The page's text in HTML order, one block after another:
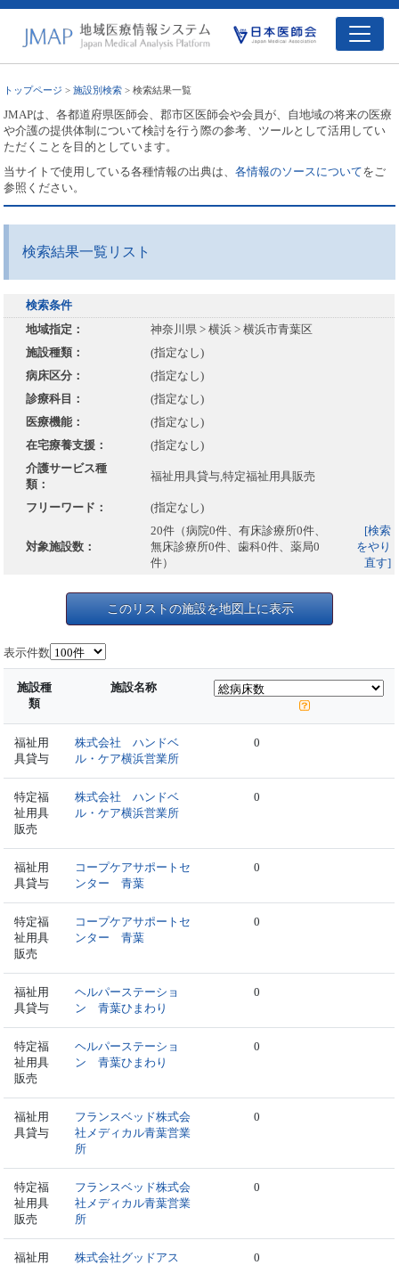
トップページ >施設別検索 > 検索結果一覧
JMAPは、各都道府県医師会、郡市区医師会や会員が、自地域の将来の医療
や介護の提供体制について検討を行う際の参考、ツールとして活用してい
ただくことを目的としています。
当サイトで使用している各種情報の出典は、各情報のソースについてをご
参照ください。
検索結果一覧リスト
検索条件
地域指定：
神奈川県 > 横浜 > 横浜市青葉区
施設種類：
(指定なし)
病床区分：
(指定なし)
診療科目：
(指定なし)
医療機能：
(指定なし)
在宅療養支援：
(指定なし)
介護サービス種
類：
福祉用具貸与,特定福祉用具販売
フリーワード： (指定なし)
対象施設数：
20件（病院0件、有床診療所0件、
無床診療所0件、歯科0件、薬局0
件）
[検索
をやり
直す]
このリストの施設を地図上に表示
表示件数
施設種
類
施設名称
福祉用
具貸与
株式会社 ハンドベ
ル・ケア横浜営業所
0
特定福
祉用具
販売
株式会社 ハンドベ
ル・ケア横浜営業所
0
福祉用
具貸与
コープケアサポートセ
ンター 青葉
0
特定福
祉用具
販売
コープケアサポートセ
ンター 青葉
0
福祉用
具貸与
ヘルパーステーショ
ン 青葉ひまわり
0
特定福
祉用具
販売
ヘルパーステーショ
ン 青葉ひまわり
0
福祉用
具貸与
フランスベッド株式会
社メディカル青葉営業
所
0
特定福
祉用具
販売
フランスベッド株式会
社メディカル青葉営業
所
0
福祉用
株式会社グッドアス 0